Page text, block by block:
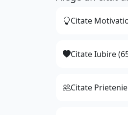
Citate
Citate Iubire
Citate